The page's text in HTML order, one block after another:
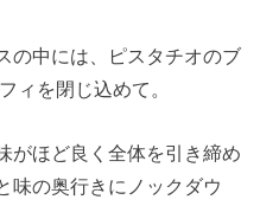
の中には、ピスタチオのブ
ィを閉じ込めて。
がほど良く全体を引き締め
味の奥行きにノックダウ